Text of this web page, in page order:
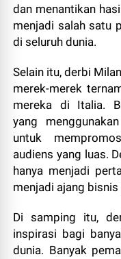
dan menantikan
menjadi salah satu
di seluruh dunia.
Selain itu, derbi
merek-merek
mereka di Italia.
yang
untuk
audiens yang luas.
hanya menjadi
menjadi ajang
Di samping itu,
inspirasi bagi
dunia. Banyak